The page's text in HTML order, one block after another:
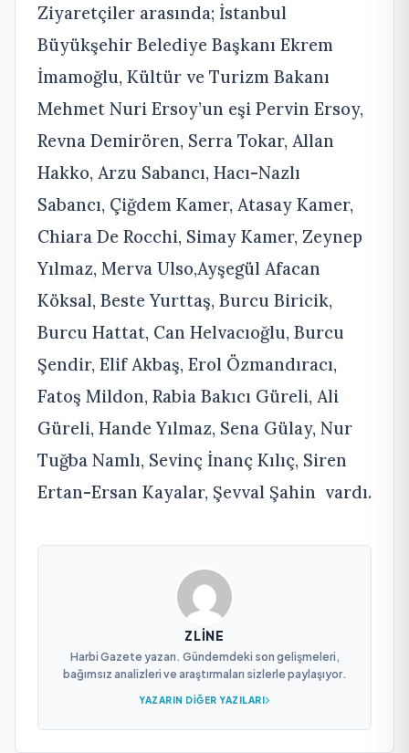
Ziyaretçiler arasında; İstanbul
Büyükşehir Belediye Başkanı Ekrem
İmamoğlu, Kültür ve Turizm Bakanı
Mehmet Nuri Ersoy’un eşi Pervin Ersoy,
Revna Demirören, Serra Tokar, Allan
Hakko, Arzu Sabancı, Hacı-Nazlı
Sabancı, Çiğdem Kamer, Atasay Kamer,
Chiara De Rocchi, Simay Kamer, Zeynep
Yılmaz, Merva Ulso,Ayşegül Afacan
Köksal, Beste Yurttaş, Burcu Biricik,
Burcu Hattat, Can Helvacıoğlu, Burcu
Şendir, Elif Akbaş, Erol Özmandıracı,
Fatoş Mildon, Rabia Bakıcı Güreli, Ali
Güreli, Hande Yılmaz, Sena Gülay, Nur
Tuğba Namlı, Sevinç İnanç Kılıç, Siren
Ertan-Ersan Kayalar, Şevval Şahin vardı.
ZLINE
Harbi Gazete yazarı. Gündemdeki son gelişmeleri,
bağımsız analizleri ve araştırmaları sizlerle paylaşıyor.
YAZARIN DIĞER YAZILARI